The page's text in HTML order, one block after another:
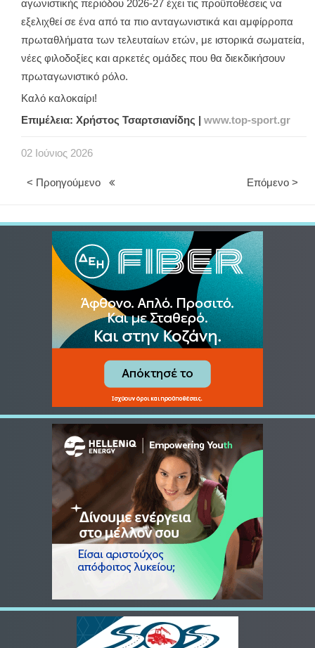
αγωνιστικής περιόδου 2026-27 έχει τις προϋποθέσεις να
εξελιχθεί σε ένα από τα πιο ανταγωνιστικά και αμφίρροπα
πρωταθλήματα των τελευταίων ετών, με ιστορικά σωματεία,
νέες φιλοδοξίες και αρκετές ομάδες που θα διεκδικήσουν
πρωταγωνιστικό ρόλο.
Καλό καλοκαίρι!
Επιμέλεια: Χρήστος Τσαρτσιανίδης | www.top-sport.gr
02 Ιούνιος 2026
< Προηγούμενο Επόμενο >